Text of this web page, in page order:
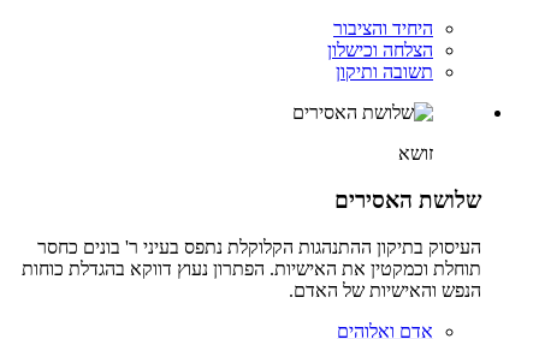
היחיד והציבור
הצלחה וכישלון
תשובה ותיקון
זושא
שלושת האסירים
העיסוק בתיקון ההתנהגות הקלוקלת נתפס בעיני ר' בונים כחסר
תוחלת וכמקטין את האישיות. הפתרון נעוץ דווקא בהגדלת כוחות
הנפש והאישיות של האדם.
אדם ואלוהים